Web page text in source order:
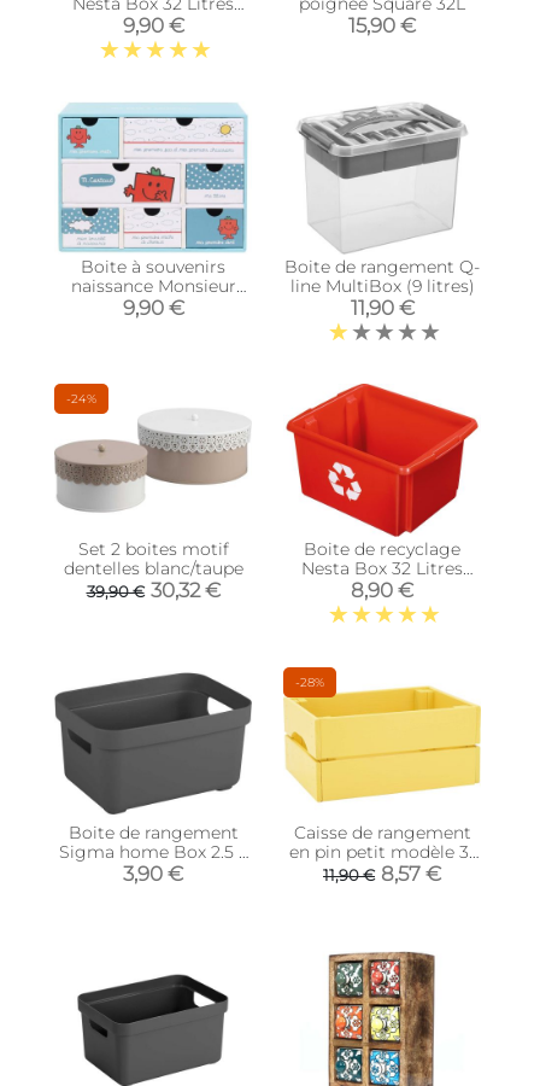
(Vert)
9,90 € 15,90 €
Boite à souvenirs
naissance Monsieur
Madame (M Costaud)
9,90 €
Boite de rangement Q-
line MultiBox (9 litres)
11,90 €
-24%
Set 2 boites motif
dentelles blanc/taupe
39,90 € 30,32 €
Boite de recyclage
Nesta Box 32 Litres
(Rouge)
8,90 €
Boite de rangement
Sigma home Box 2.5 L
(Anthracite)
3,90 €
-28%
Caisse de rangement
en pin petit modèle 31
x 23 x 15 cm (Jaune)
11,90 € 8,57 €